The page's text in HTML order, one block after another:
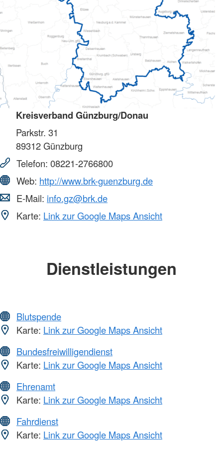
Kreisverband Günzburg/Donau
Parkstr. 31
89312Günzburg
Telefon: 08221-2766800
Web: http://www.brk-guenzburg.de
E-Mail: info.gz@brk.de
Karte: Link zur Google Maps Ansicht
Dienstleistungen
Blutspende
Karte: Link zur Google Maps Ansicht
Bundesfreiwilligendienst
Karte: Link zur Google Maps Ansicht
Ehrenamt
Karte: Link zur Google Maps Ansicht
Fahrdienst
Karte: Link zur Google Maps Ansicht